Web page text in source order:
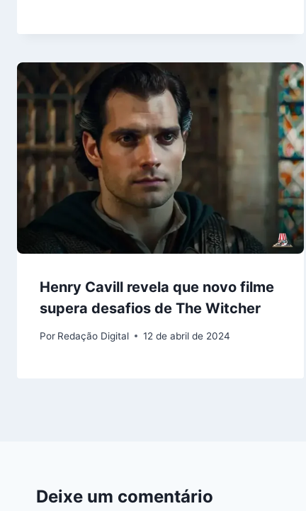
Henry Cavill revela que novo filme
supera desafios de The Witcher
Por Redação Digital 12 de abril de 2024
Deixe um comentário